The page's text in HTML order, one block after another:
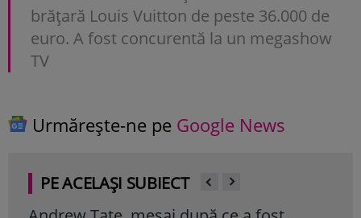
brățară Louis Vuitton de peste 36.000 de
euro. A fost concurentă la un megashow
TV
Urmărește-ne pe Google News
PE ACELAȘI SUBIECT